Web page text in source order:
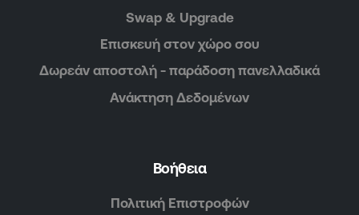
Swap & Upgrade
Επισκευή στον χώρο σου
Δωρεάν αποστολή - παράδοση πανελλαδικά
Ανάκτηση Δεδομένων
Βοήθεια
Πολιτική Επιστροφών